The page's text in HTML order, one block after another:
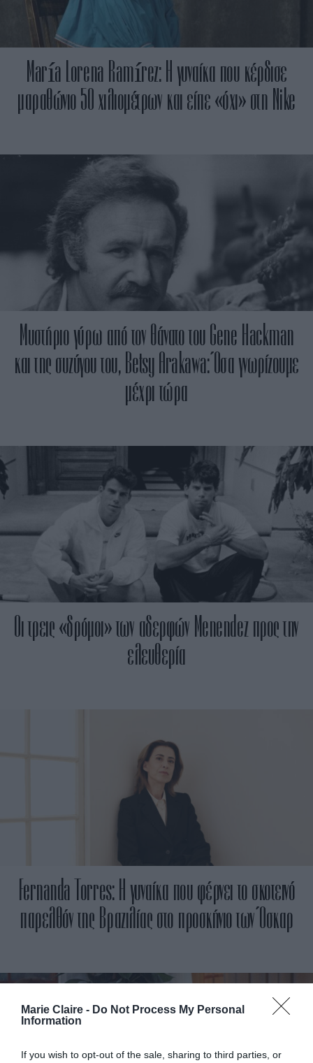
Marie Claire - Do Not Process My Personal
Information
If you wish to opt-out of the sale, sharing to third parties, or
María Lorena Ramírez: Η γυναίκα που κέρδισε
μαραθώνιο 50 χιλιομέτρων και είπε «όχι» στη Nike
Μυστήριο γύρω από τον θάνατο του Gene Hackman
και της συζύγου του, Betsy Arakawa: Όσα γνωρίζουμε
μέχρι τώρα
Οι τρεις «δρόμοι» των αδερφών Menendez προς την
ελευθερία
Fernanda Torres: Η γυναίκα που φέρνει το σκοτεινό
παρελθόν της Βραζιλίας στο προσκήνιο των Όσκαρ